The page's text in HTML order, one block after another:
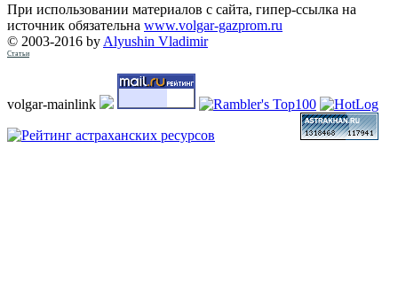
При использовании материалов с сайта, гипер-ссылка на
источник обязательна www.volgar-gazprom.ru
© 2003-2016 by Alyushin Vladimir
Статьи
volgar-mainlink